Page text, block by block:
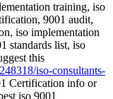
training, iso
9001 audit,
iso implementation
standards list, iso
this
iso-consultants-
Certification info or
iso 9001